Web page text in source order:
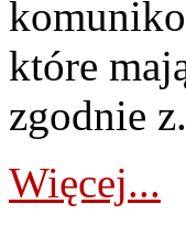
które
zgodnie
Więcej...